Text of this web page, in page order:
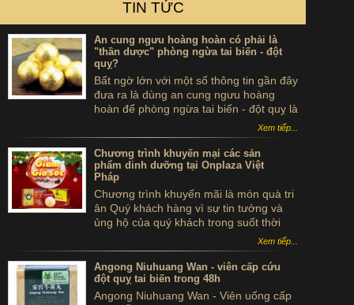
TIN TỨC
An cung ngưu hoàng hoàn có phải là
"thần dược" phòng ngừa tai biến - đột
quỵ?
Bất ngờ lớn với một số thông tin gần đây
đưa ra là dùng an cung ngưu hoàng
hoàn để phòng ngừa tai biến - đột quỵ là
...tự sát. Thực hư sản phẩm này ra sao,
có thể dùng để phòng tai biến - đột quỵ
không?
Xem tiếp...
Chương trình khuyến mại các sản
phẩm dinh dưỡng tại Onplaza Việt
Pháp
Chương trình khuyến mãi là món quà tri
ân Quý khách hàng vì sự tin tưởng và
ủng hộ của quý khách trong suốt thời
Xem tiếp...
Angong Niuhuang Wan - viên cấp cứu
đột quỵ tai biến trong 48h
Angong Niuhuang Wan - Viên uống cấp